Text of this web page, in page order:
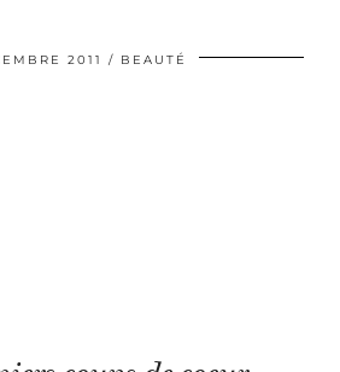
2011 BEAUTÉ